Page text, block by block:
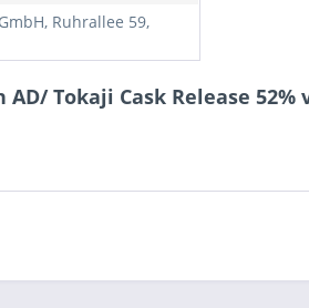
Ruhrallee 59,
Tokaji Cask Release 52%